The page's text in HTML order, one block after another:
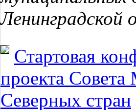
Ленинградской
Стартовая
проекта
Северных стран